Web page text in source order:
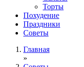
Торты
Похудение
Праздники
Советы
Главная
»